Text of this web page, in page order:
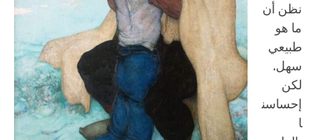
نظن أن
ما هو
طبيعي
سهل.
لكن
إحساسن
ا